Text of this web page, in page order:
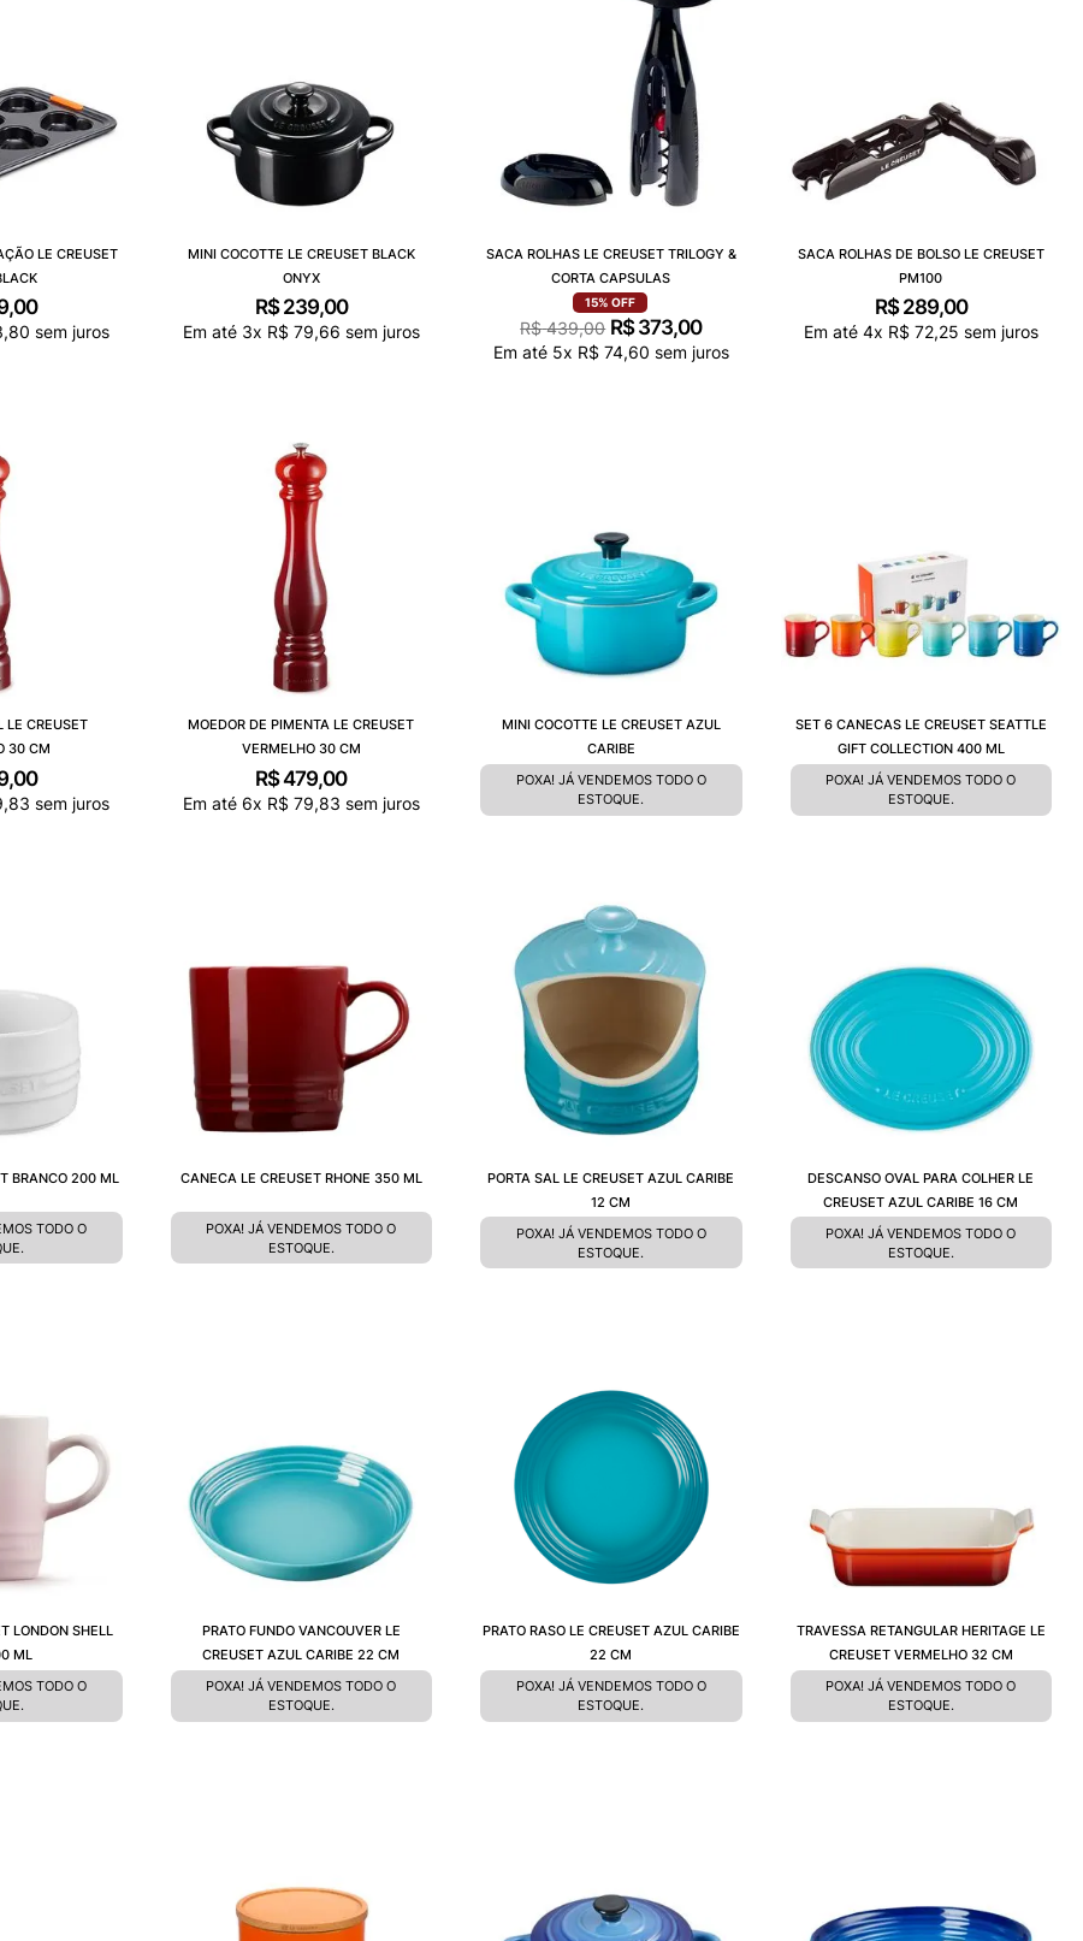
LE CREUSET
,00
,80 sem juros
MINI COCOTTE LE CREUSET BLACK
ONYX
R$ 239,00
Em até 3x R$ 79,66 sem juros
SACA ROLHAS LE CREUSET TRILOGY &
CORTA CAPSULAS
15% OFF
R$ 439,00 R$373,00
Em até 5x R$ 74,60 sem juros
SACA ROLHAS DE BOLSO LE CREUSET
PM100
R$ 289,00
Em até 4x R$ 72,25 sem juros
LE CREUSET
30 CM
,00
,83 sem juros
MOEDOR DE PIMENTA LE CREUSET
VERMELHO 30 CM
R$479,00
Em até 6x R$ 79,83 sem juros
MINI COCOTTE LE CREUSET AZUL
CARIBE
POXA! JÁ VENDEMOS TODO O
ESTOQUE.
SET 6 CANECAS LE CREUSET SEATTLE
GIFT COLLECTION 400 ML
POXA! JÁ VENDEMOS TODO O
ESTOQUE.
BRANCO 200 ML
TODO O
CANECA LE CREUSET RHONE 350 ML
POXA! JÁ VENDEMOS TODO O
ESTOQUE.
PORTA SAL LE CREUSET AZUL CARIBE
12 CM
POXA! JÁ VENDEMOS TODO O
ESTOQUE.
DESCANSO OVAL PARA COLHER LE
CREUSET AZUL CARIBE 16 CM
POXA! JÁ VENDEMOS TODO O
ESTOQUE.
LONDON SHELL
ML
TODO O
PRATO FUNDO VANCOUVER LE
CREUSET AZUL CARIBE 22 CM
POXA! JÁ VENDEMOS TODO O
ESTOQUE.
PRATO RASO LE CREUSET AZUL CARIBE
22 CM
POXA! JÁ VENDEMOS TODO O
ESTOQUE.
TRAVESSA RETANGULAR HERITAGE LE
CREUSET VERMELHO 32 CM
POXA! JÁ VENDEMOS TODO O
ESTOQUE.